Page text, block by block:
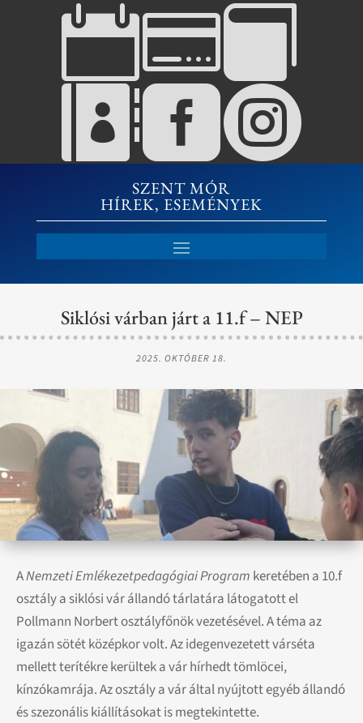


SZENT MÓR
HÍREK, ESEMÉNYEK
Siklósi várban járt a 11.f – NEP
2025. OKTÓBER 18.
ANemzeti Emlékezetpedagógiai Program keretében a 10.f
osztály a siklósi vár állandó tárlatára látogatott el
Pollmann Norbert osztályfőnök vezetésével. A téma az
igazán sötét középkor volt. Az idegenvezetett várséta
mellett terítékre kerültek a vár hírhedt tömlöcei,
kínzókamrája. Az osztály a vár által nyújtott egyéb állandó
és szezonális kiállításokat is megtekintette.